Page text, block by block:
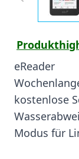
eReader
kostenlose
Modus für